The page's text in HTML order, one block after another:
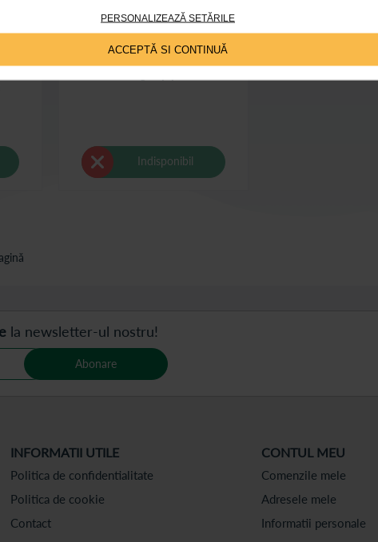
PERSONALIZEAZĂ SETĂRILE
ACCEPTĂ SI CONTINUĂ
Indisponibil
la newsletter-ul nostru!
Abonare
INFORMATII UTILE
Politica de confidentialitate
Politica de cookie
Contact
CONTUL MEU
Comenzile mele
Adresele mele
Informatii personale